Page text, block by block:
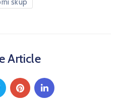
skup
Article